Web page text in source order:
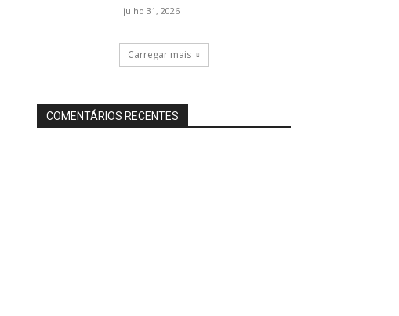
julho 31, 2026
Carregar mais
COMENTÁRIOS RECENTES